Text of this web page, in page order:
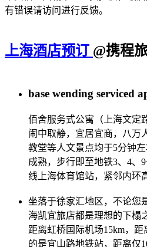
有错误请访问进行反馈。
上海酒店预订 @携程
base wending serviced
佰舍服务式公寓（上海文定
闹中取静，宜居宜商，八万
教堂等人文景点均于5分钟
成熟，步行即至地铁3、4、
线上海体育馆站，紧邻内环
坐落于徐家汇地区，不论您
海凯宜旅店都是理想的下榻
距离虹桥国际机场15km，
的是宜山路地铁站，距离仅